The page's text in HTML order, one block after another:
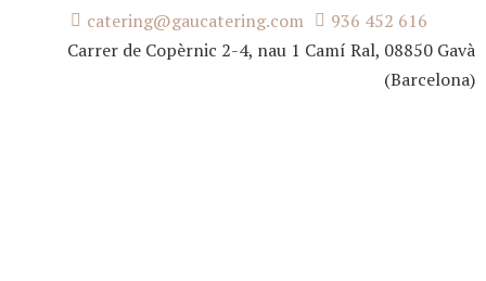
catering@gaucatering.com
936 452 616
Carrer de Copèrnic 2-4, nau 1 Camí Ral, 08850 Gavà
(Barcelona)